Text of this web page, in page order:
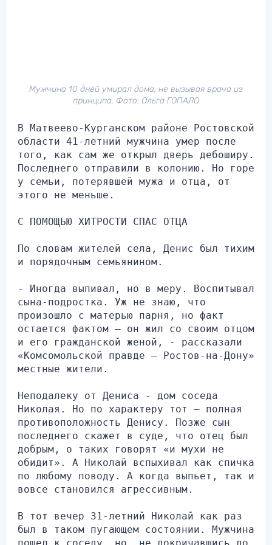
Мужчина 10 дней умирал дома, не вызывая врача из
принципа. Фото: Ольга ГОПАЛО
В Матвеево-Курганском районе Ростовской
области 41-летний мужчина умер после
того, как сам же открыл дверь дебоширу.
Последнего отправили в колонию. Но горе
у семьи, потерявшей мужа и отца, от
этого не меньше.
С ПОМОЩЬЮ ХИТРОСТИ СПАС ОТЦА
По словам жителей села, Денис был тихим
и порядочным семьянином.
- Иногда выпивал, но в меру. Воспитывал
сына-подростка. Уж не знаю, что
произошло с матерью парня, но факт
остается фактом – он жил со своим отцом
и его гражданской женой, - рассказали
«Комсомольской правде – Ростов-на-Дону»
местные жители.
Неподалеку от Дениса - дом соседа
Николая. Но по характеру тот – полная
противоположность Денису. Позже сын
последнего скажет в суде, что отец был
добрым, о таких говорят «и мухи не
обидит». А Николай вспыхивал как спичка
по любому поводу. А когда выпьет, так и
вовсе становился агрессивным.
В тот вечер 31-летний Николай как раз
был в таком пугающем состоянии. Мужчина